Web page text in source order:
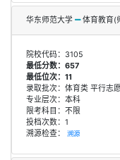
华东师范大学 体育教育(
院校代码：3105
最低分数：657
最低位次：11
录取批次：体育类 平行志
专业层次：本科
限考科目：不限
投档次数：1
溯源检查： 溯源